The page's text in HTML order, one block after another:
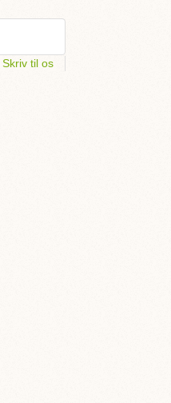
Skriv til os